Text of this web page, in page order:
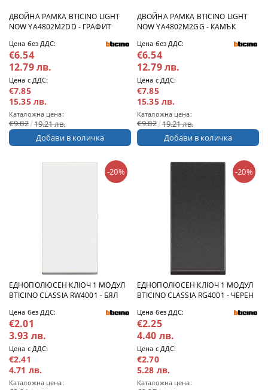
ДВОЙНА РАМКА BTICINO LIGHT
NOW YA4802M2DD - ГРАФИТ
Цена без ДДС:
€6.54
12.79 лв.
Цена с ДДС:
€7.85
15.35 лв.
Каталожна цена:
€9.82 19.21 лв.
ДВОЙНА РАМКА BTICINO LIGHT
NOW YA4802M2GG - КАМЪК
Цена без ДДС:
€6.54
12.79 лв.
Цена с ДДС:
€7.85
15.35 лв.
Каталожна цена:
€9.82 19.21 лв.
ЕДНОПОЛЮСЕН КЛЮЧ 1 МОДУЛ
BTICINO CLASSIA RW4001 - БЯЛ
-20%
Цена без ДДС:
€2.01
3.93 лв.
Цена с ДДС:
€2.41
4.71 лв.
Каталожна цена:
ЕДНОПОЛЮСЕН КЛЮЧ 1 МОДУЛ
BTICINO CLASSIA RG4001 - ЧЕРЕН
-20%
Цена без ДДС:
€2.25
4.40 лв.
Цена с ДДС:
€2.70
5.28 лв.
Каталожна цена: